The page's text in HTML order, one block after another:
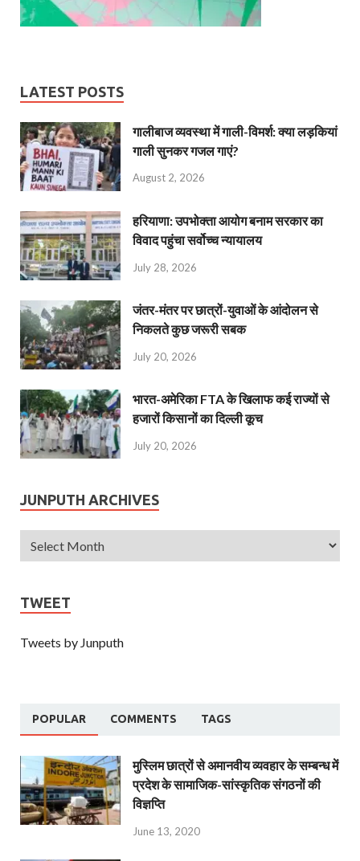
LATEST POSTS
गालीबाज व्‍यवस्‍था में गाली-विमर्श: क्या लड़कियां
गाली सुनकर गजल गाएं?
August 2, 2026
हरियाणा: उपभोक्ता आयोग बनाम सरकार का
विवाद पहुंचा सर्वोच्च न्यायालय
July 28, 2026
जंतर-मंतर पर छात्रों-युवाओं के आंदोलन से
निकलते कुछ जरूरी सबक
July 20, 2026
भारत-अमेरिका FTA के खिलाफ कई राज्यों से
हजारों किसानों का दिल्ली कूच
July 20, 2026
JUNPUTH ARCHIVES
TWEET
Tweets by Junputh
POPULAR COMMENTS TAGS
मुस्लिम छात्रों से अमानवीय व्यवहार के सम्बन्ध में
प्रदेश के सामाजिक-सांस्कृतिक संगठनों की
विज्ञप्ति
June 13, 2020